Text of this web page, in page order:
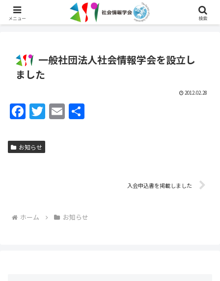
English
一般社団法人社会情報学会を設立し
ました
2012.02.28
F
c
e
k
T E
お知らせ
入会申込書を掲載しました
ホーム お知らせ
メニュー 検索